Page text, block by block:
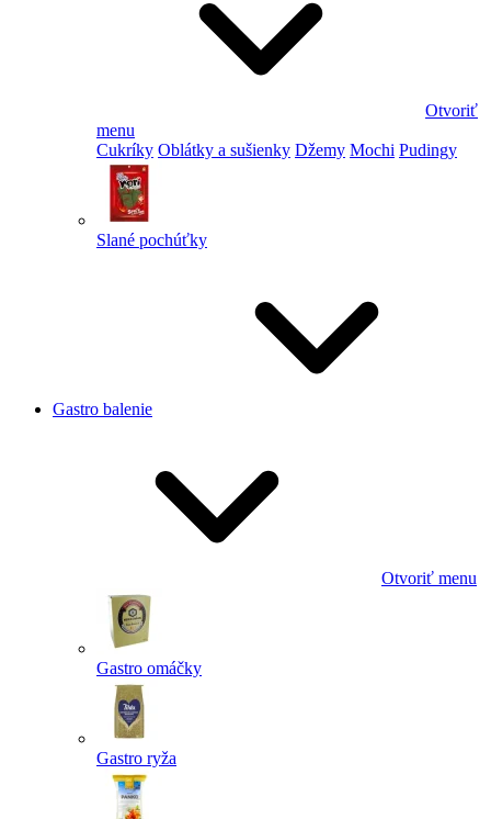
Otvoriť
menu
Cukríky Oblátky a sušienky Džemy Mochi Pudingy
Slané pochúťky
Gastro balenie
Otvoriť menu
Gastro omáčky
Gastro ryža